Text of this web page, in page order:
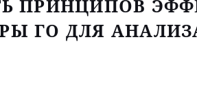
ПРИНЦИПОВ
ГО ДЛЯ